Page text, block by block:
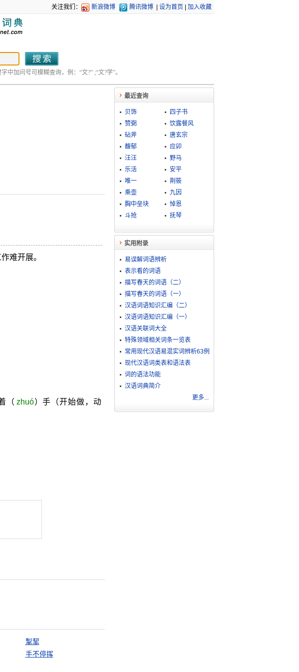
关注我们： 新浪微博 腾讯微博 设为首页 加入收藏
中加问号可模糊查询，例：“文?” ;“文?学”。
难开展。
（ zhuó）手（开始做，动
掣挈
手不停挥
最近查询
贝饰
四子书
赞弼
饮露餐风
砧斧
唐玄宗
馥郁
应卯
汪汪
野马
乐活
安平
唯一
荆筱
乘壶
九因
胸中垒块
悼恩
斗抢
抚琴
实用附录
易误解词语辨析
表示看的词语
描写春天的词语（二）
描写春天的词语（一）
汉语词语知识汇编（二）
汉语词语知识汇编（一）
汉语关联词大全
特殊领域相关词条一览表
常用现代汉语易混实词辨析63例
现代汉语词类表和语法表
词的语法功能
汉语词典简介
更多...